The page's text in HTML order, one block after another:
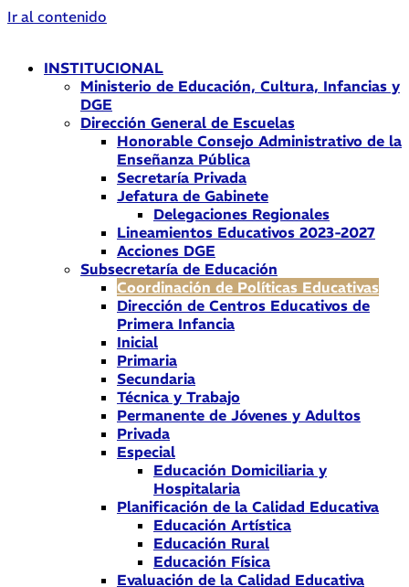
Ir al contenido
INSTITUCIONAL
Ministerio de Educación, Cultura, Infancias y
DGE
Dirección General de Escuelas
Honorable Consejo Administrativo de la
Enseñanza Pública
Secretaría Privada
Jefatura de Gabinete
Delegaciones Regionales
Lineamientos Educativos 2023-2027
Acciones DGE
Subsecretaría de Educación
Coordinación de Políticas Educativas
Dirección de Centros Educativos de
Primera Infancia
Inicial
Primaria
Secundaria
Técnica y Trabajo
Permanente de Jóvenes y Adultos
Privada
Especial
Educación Domiciliaria y
Hospitalaria
Planificación de la Calidad Educativa
Educación Artística
Educación Rural
Educación Física
Evaluación de la Calidad Educativa